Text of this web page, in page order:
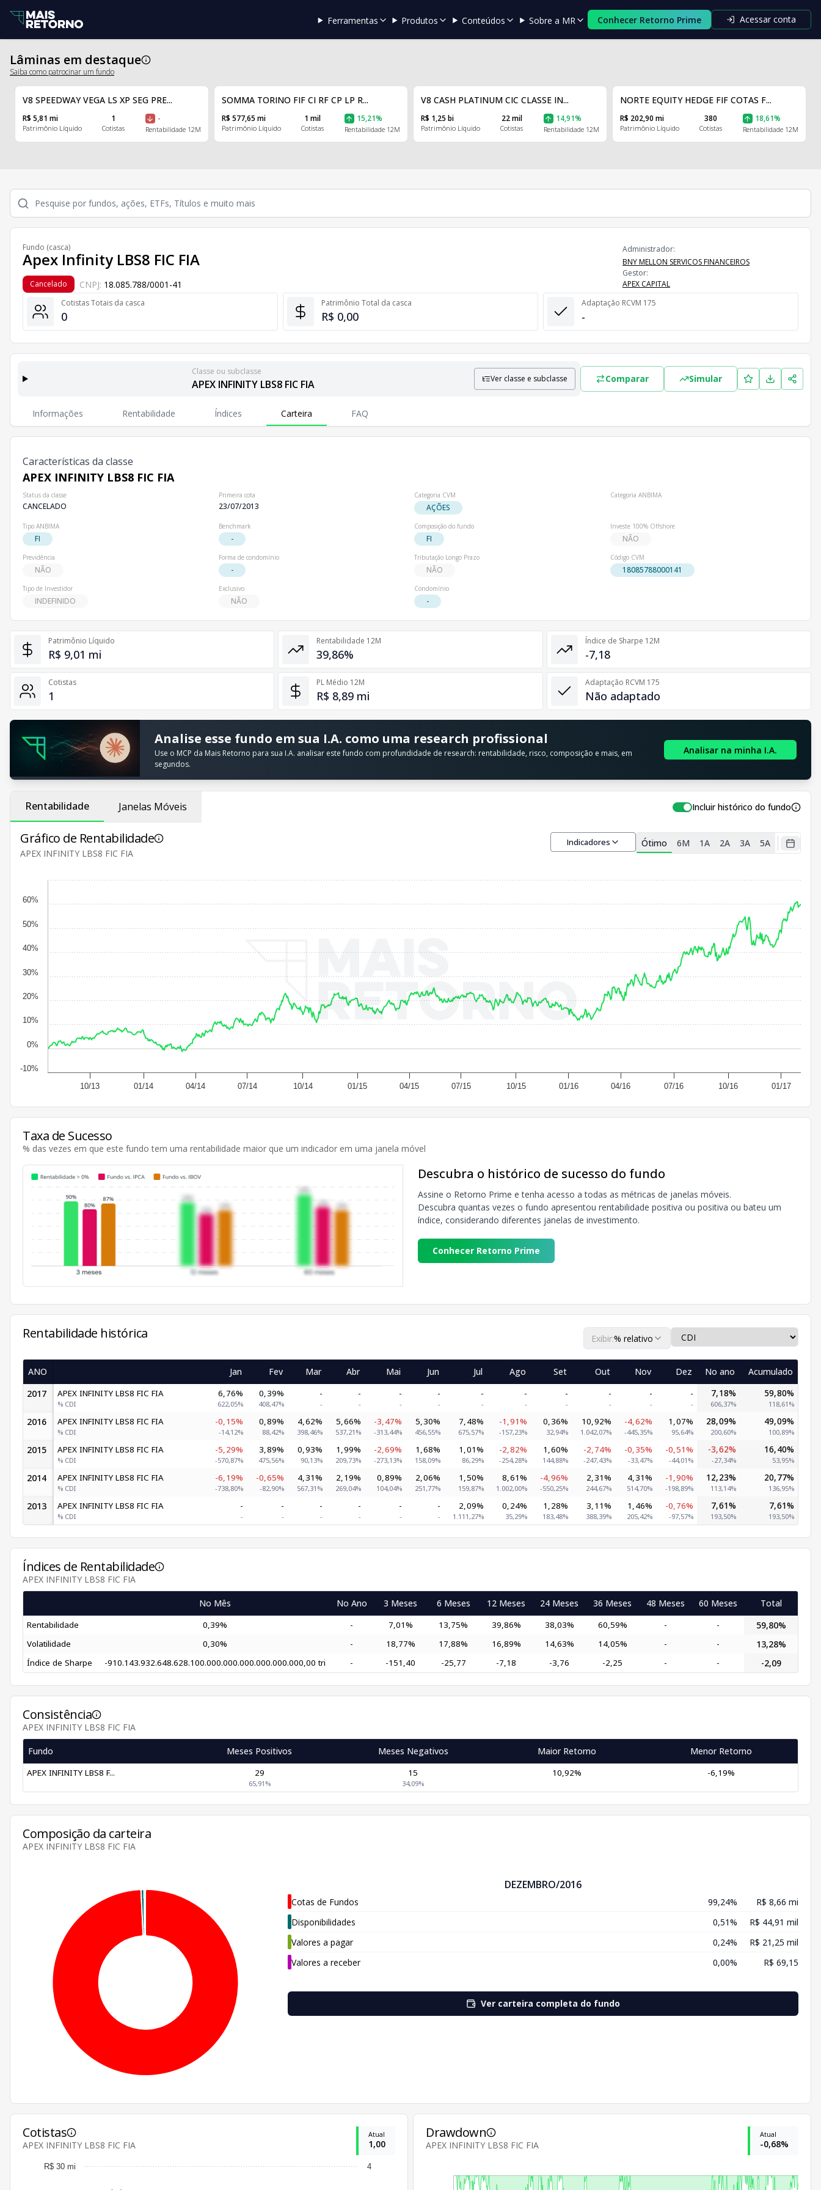
Ferramentas Produtos Conteúdos Sobre a MR Conhecer Retorno Prime Acessar conta
Lâminas em destaque
Saiba como patrocinar um fundo
V8 SPEEDWAY VEGA LS XP SEG PRE...
R$ 5,81 mi
Patrimônio Líquido
1
Cotistas
-
Rentabilidade 12M
SOMMA TORINO FIF CI RF CP LP R...
R$ 577,65 mi
Patrimônio Líquido
1 mil
Cotistas
15,21%
Rentabilidade 12M
V8 CASH PLATINUM CIC CLASSE IN...
R$ 1,25 bi
Patrimônio Líquido
22 mil
Cotistas
14,91%
Rentabilidade 12M
NORTE EQUITY HEDGE FIF COTAS F...
R$ 202,90 mi
Patrimônio Líquido
380
Cotistas
18,61%
Rentabilidade 12M
Fundo (casca)
Apex Infinity LBS8 FIC FIA
Cancelado CNPJ: 18.085.788/0001-41
Administrador:
BNY MELLON SERVICOS FINANCEIROS
Gestor:
APEX CAPITAL
Cotistas Totais da casca
0
Patrimônio Total da casca
R$ 0,00
Adaptação RCVM 175
-
Classes e Subclasses do Fundo
Classes
Patrimônio LíquidoCotistas
R$ 0,00 0
Classe ou subclasse
APEX INFINITY LBS8 FIC FIA Ver classe e subclasse Comparar Simular
Informações Rentabilidade Índices Carteira FAQ
Características da classe
APEX INFINITY LBS8 FIC FIA
Status da classe
CANCELADO
Primeira cota
23/07/2013
Categoria CVM
AÇÕES
Categoria ANBIMA
Tipo ANBIMA
FI
Benchmark
-
Composição do fundo
FI
Investe 100% Offshore
NÃO
Previdência
NÃO
Forma de condomínio
-
Tributação Longo Prazo
NÃO
Código CVM
18085788000141
Tipo de Investidor
INDEFINIDO
Exclusivo
NÃO
Condomínio
-
Patrimônio Líquido
R$ 9,01 mi
Rentabilidade 12M
39,86%
Índice de Sharpe 12M
-7,18
Cotistas
1
PL Médio 12M
R$ 8,89 mi
Adaptação RCVM 175
Não adaptado
Analise esse fundo em sua I.A. como uma research profissional
Use o MCP da Mais Retorno para sua I.A. analisar este fundo com profundidade de research: rentabilidade, risco, composição e mais, em
segundos.
Analisar na minha I.A.
Rentabilidade Janelas Móveis Incluir histórico do fundo
Gráfico de Rentabilidade
APEX INFINITY LBS8 FIC FIA
Indicadores Ótimo 6M 1A 2A 3A 5A
10/13 01/14 04/14 07/14 10/14 01/15 04/15 07/15 10/15 01/16 04/16 07/16 10/16 01/17
-10%
0%
10%
20%
30%
40%
50%
60%
Taxa de Sucesso
% das vezes em que este fundo tem uma rentabilidade maior que um indicador em uma janela móvel
Descubra o histórico de sucesso do fundo
Assine o Retorno Prime e tenha acesso a todas as métricas de janelas móveis.
Descubra quantas vezes o fundo apresentou rentabilidade positiva ou positiva ou bateu um
índice, considerando diferentes janelas de investimento.
Conhecer Retorno Prime
Rentabilidade histórica Exibir:% relativo
ANO Jan Fev Mar Abr Mai Jun Jul Ago Set Out Nov Dez No ano
Acumulado
2017
APEX INFINITY LBS8 FIC FIA
% CDI
6,76%
622,05%
0,39%
408,47%
-
-
-
-
-
-
-
-
-
-
-
-
-
-
-
-
-
-
-
-
7,18%
606,37%
59,80%
118,61%
2016 APEX INFINITY LBS8 FIC FIA
% CDI
-0,15%
-14,12%
0,89%
88,42%
4,62%
398,46%
5,66%
537,21%
-3,47%
-313,44%
5,30%
456,55%
7,48%
675,57%
-1,91%
-157,23%
0,36%
32,94%
10,92%
1.042,07%
-4,62%
-445,35%
1,07%
95,64%
28,09%
200,60%
49,09%
100,89%
2015 APEX INFINITY LBS8 FIC FIA
% CDI
-5,29%
-570,87%
3,89%
475,56%
0,93%
90,13%
1,99%
209,73%
-2,69%
-273,13%
1,68%
158,09%
1,01%
86,29%
-2,82%
-254,28%
1,60%
144,88%
-2,74%
-247,43%
-0,35%
-33,47%
-0,51%
-44,01%
-3,62%
-27,34%
16,40%
53,95%
2014 APEX INFINITY LBS8 FIC FIA
% CDI
-6,19%
-738,80%
-0,65%
-82,90%
4,31%
567,31%
2,19%
269,04%
0,89%
104,04%
2,06%
251,77%
1,50%
159,87%
8,61%
1.002,00%
-4,96%
-550,25%
2,31%
244,67%
4,31%
514,70%
-1,90%
-198,89%
12,23%
113,14%
20,77%
136,95%
2013 APEX INFINITY LBS8 FIC FIA
% CDI
-
-
-
-
-
-
-
-
-
-
-
-
2,09%
1.111,27%
0,24%
35,29%
1,28%
183,48%
3,11%
388,39%
1,46%
205,42%
-0,76%
-97,57%
7,61%
193,50%
7,61%
193,50%
Índices de Rentabilidade
APEX INFINITY LBS8 FIC FIA
No Mês No Ano 3 Meses 6 Meses 12 Meses 24 Meses 36 Meses 48 Meses 60 Meses Total
Rentabilidade 0,39% - 7,01% 13,75% 39,86% 38,03% 60,59% - - 59,80%
Volatilidade 0,30% - 18,77% 17,88% 16,89% 14,63% 14,05% - - 13,28%
Índice de Sharpe -910.143.932.648.628.100.000.000.000.000.000.000,00 tri - -151,40 -25,77 -7,18 -3,76 -2,25 - - -2,09
Consistência
APEX INFINITY LBS8 FIC FIA
Fundo Meses Positivos Meses Negativos Maior Retorno Menor Retorno
APEX INFINITY LBS8 F... 29
65,91%
15
34,09%
10,92% -6,19%
Composição da carteira
APEX INFINITY LBS8 FIC FIA
DEZEMBRO/2016
Cotas de Fundos 99,24%
R$ 8,66 mi
Disponibilidades
0,51%
R$ 44,91 mil
Valores a pagar
0,24%
R$ 21,25 mil
Valores a receber
0,00% R$ 69,15
Ver carteira completa do fundo
Cotistas
APEX INFINITY LBS8 FIC FIA
Atual
1,00
4
R$ 30 mi
Drawdown
APEX INFINITY LBS8 FIC FIA
Atual
-0,68%